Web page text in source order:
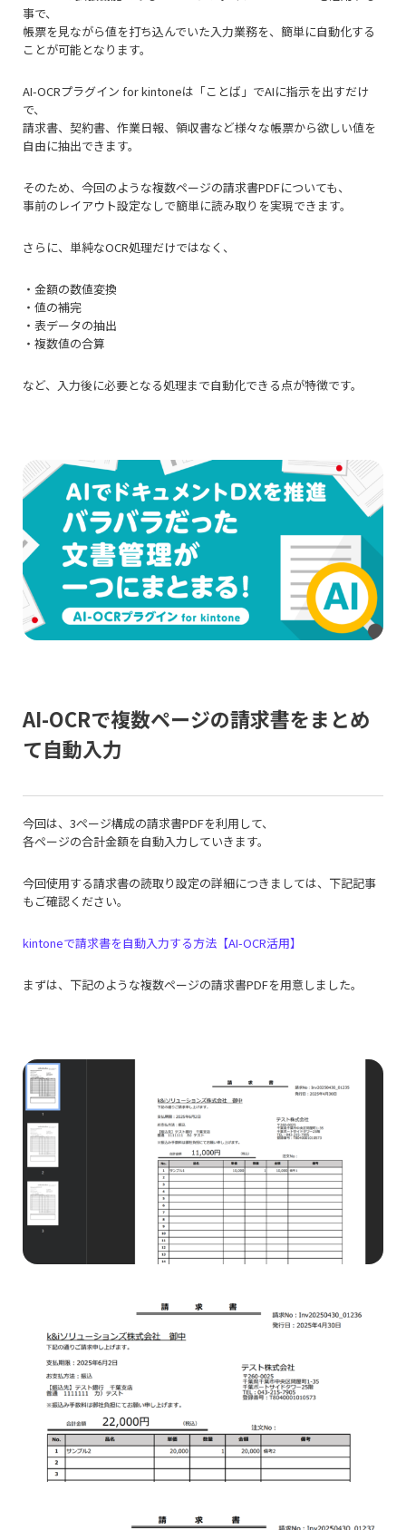
事で、
帳票を見ながら値を打ち込んでいた入力業務を、簡単に自動化する
ことが可能となります。
AI-OCRプラグイン for kintoneは「ことば」でAIに指示を出すだけ
で、
請求書、契約書、作業日報、領収書など様々な帳票から欲しい値を
自由に抽出できます。
そのため、今回のような複数ページの請求書PDFについても、
事前のレイアウト設定なしで簡単に読み取りを実現できます。
さらに、単純なOCR処理だけではなく、
・金額の数値変換
・値の補完
・表データの抽出
・複数値の合算
など、入力後に必要となる処理まで自動化できる点が特徴です。
AI-OCRで複数ページの請求書をまとめ
て自動入力
今回は、3ページ構成の請求書PDFを利用して、
各ページの合計金額を自動入力していきます。
今回使用する請求書の読取り設定の詳細につきましては、下記記事
もご確認ください。
kintoneで請求書を自動入力する方法【AI-OCR活用】
まずは、下記のような複数ページの請求書PDFを用意しました。